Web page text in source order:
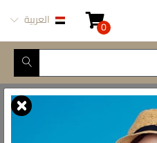
0 العربية
Closed for